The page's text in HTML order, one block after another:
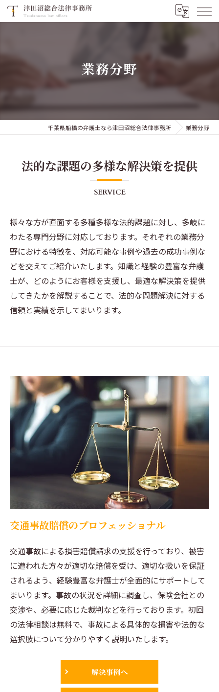
業務分野
千葉県船橋の弁護士なら津田沼総合法律事務所 業務分野
法的な課題の多様な解決策を提供
SERVICE
様々な方が直面する多種多様な法的課題に対し、多岐に
わたる専門分野に対応しております。それぞれの業務分
野における特徴を、対応可能な事例や過去の成功事例な
どを交えてご紹介いたします。知識と経験の豊富な弁護
士が、どのようにお客様を支援し、最適な解決策を提供
してきたかを解説することで、法的な問題解決に対する
信頼と実績を示してまいります。
交通事故賠償のプロフェッショナル
交通事故による損害賠償請求の支援を行っており、被害
に遭われた方々が適切な賠償を受け、適切な扱いを保証
されるよう、経験豊富な弁護士が全面的にサポートして
まいります。事故の状況を詳細に調査し、保険会社との
交渉や、必要に応じた裁判などを行っております。初回
の法律相談は無料で、事故による具体的な損害や法的な
選択肢について分かりやすく説明いたします。
解決事例へ